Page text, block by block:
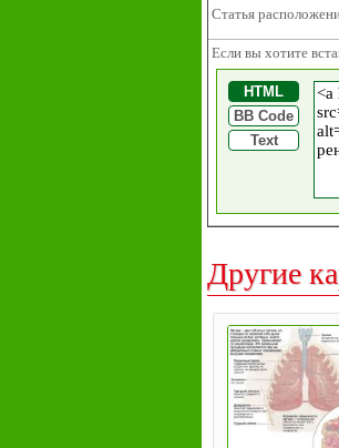
Статья
Если вы хотите
HTML
BB Code
Text
Другие